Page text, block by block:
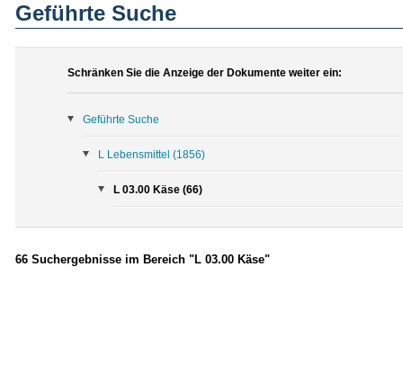
Geführte Suche
Schränken Sie die Anzeige der Dokumente weiter ein:
Geführte Suche
L Lebensmittel (1856)
L 03.00 Käse (66)
66 Suchergebnisse im Bereich "L 03.00 Käse"